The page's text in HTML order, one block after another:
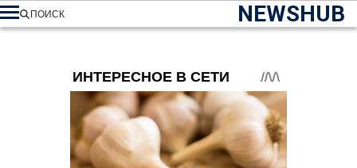
NEWSHUB
ПОИСК